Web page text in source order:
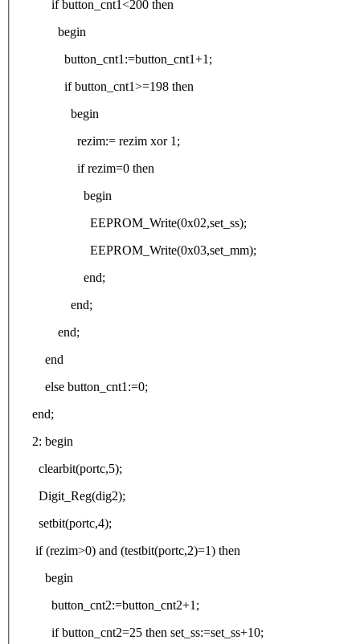
if button_cnt1<200 then
begin
button_cnt1:=button_cnt1+1;
if button_cnt1>=198 then
begin
rezim:= rezim xor 1;
if rezim=0 then
begin
EEPROM_Write(0x02,set_ss);
EEPROM_Write(0x03,set_mm);
end;
end;
end;
end
else button_cnt1:=0;
end;
2: begin
clearbit(portc,5);
Digit_Reg(dig2);
setbit(portc,4);
if (rezim>0) and (testbit(portc,2)=1) then
begin
button_cnt2:=button_cnt2+1;
if button_cnt2=25 then set_ss:=set_ss+10;